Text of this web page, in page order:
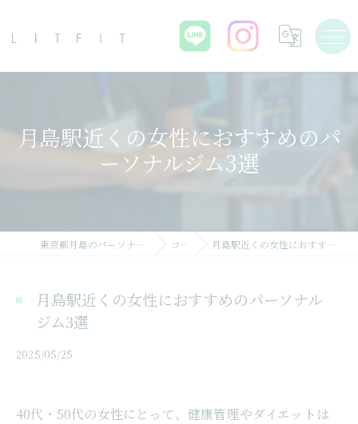
月島駅近くの女性におすすめのパ
ーソナルジム3選
東京都月島のパーソナルジムならLIT FIT コラム 月島駅近くの女性におすすめのパーソナルジム3選
月島駅近くの女性におすすめのパーソナル
ジム3選
2025/05/25
40代・50代の女性にとって、健康管理やダイエットは